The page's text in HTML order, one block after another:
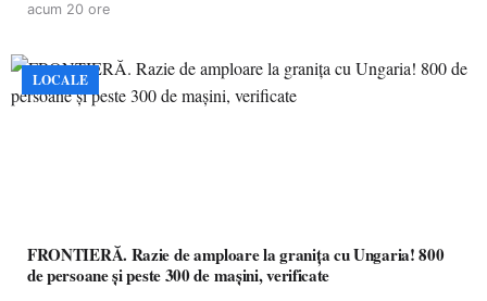
acum 20 ore
LOCALE
FRONTIERĂ. Razie de amploare la granița cu Ungaria! 800
de persoane și peste 300 de mașini, verificate